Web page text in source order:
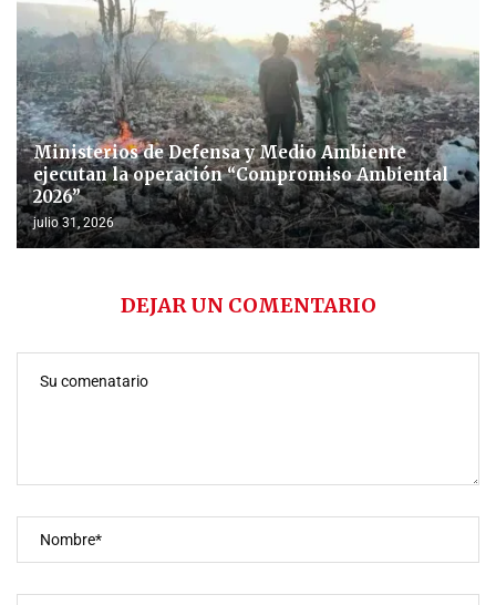
Ministerios de Defensa y Medio Ambiente
ejecutan la operación “Compromiso Ambiental
2026”
julio 31, 2026
DEJAR UN COMENTARIO